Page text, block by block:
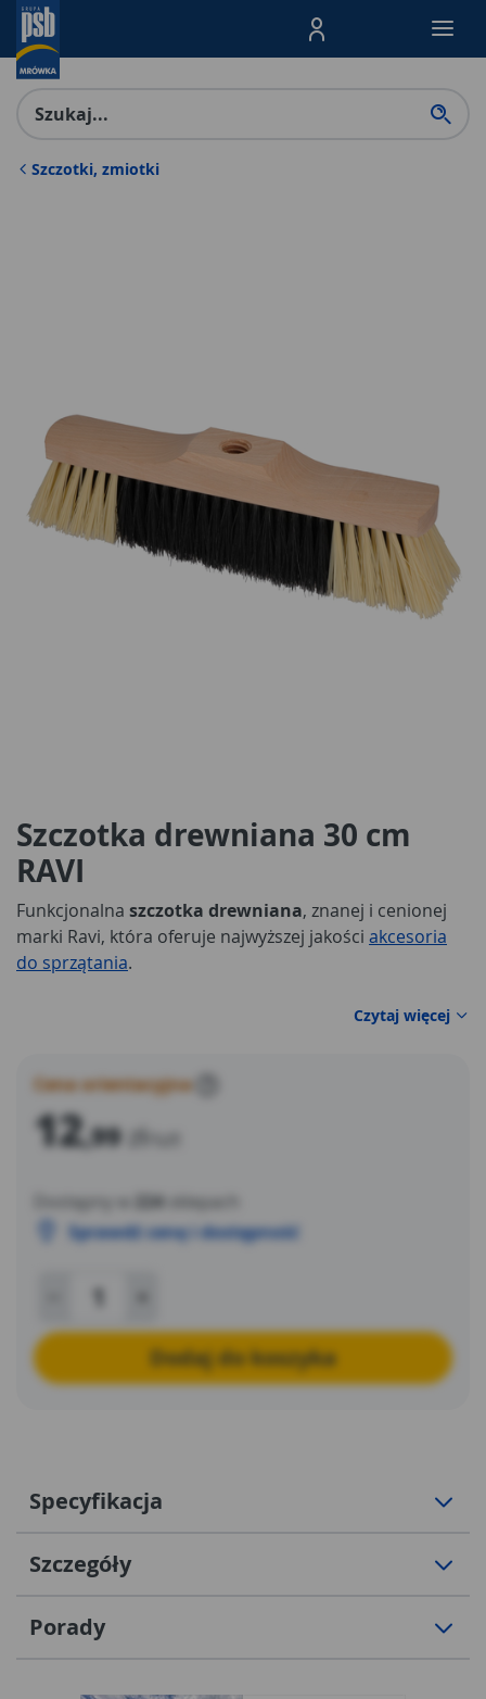
Menu Produktów,
Szczotki, zmiotki
Szczotka drewniana 30 cm
RAVI
Funkcjonalna szczotka drewniana, znanej i cenionej
marki Ravi, która oferuje najwyższej jakości akcesoria
do sprzątania.
Czytaj więcej
Cena orientacyjna
12,99 zł
Dostępny w 224 sklepach
Sprawdź cenę i dostępność
Dodaj do koszyka
Specyfikacja
Szczegóły
Porady